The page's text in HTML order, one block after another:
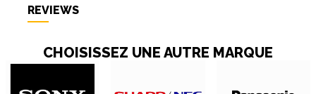
REVIEWS
CHOISISSEZ UNE AUTRE MARQUE